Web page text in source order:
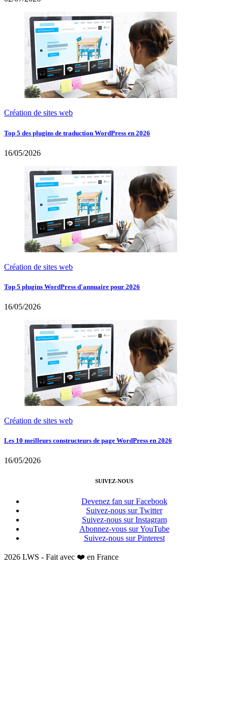
Création de sites web
Top 5 des plugins de traduction WordPress en 2026
16/05/2026
Création de sites web
Top 5 plugins WordPress d'annuaire pour 2026
16/05/2026
Création de sites web
Les 10 meilleurs constructeurs de page WordPress en 2026
16/05/2026
SUIVEZ-NOUS
Devenez fan sur Facebook
Suivez-nous sur Twitter
Suivez-nous sur Instagram
Abonnez-vous sur YouTube
Suivez-nous sur Pinterest
2026 LWS - Fait avec ❤️ en France